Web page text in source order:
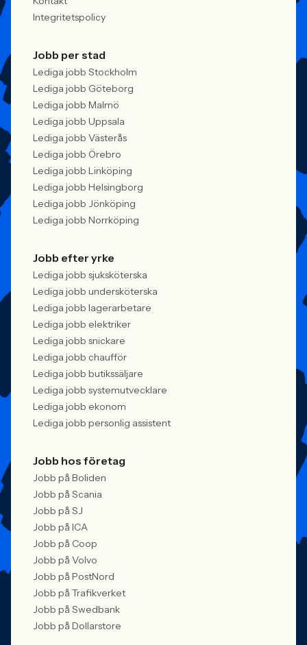
Integritetspolicy
Jobb per stad
Lediga jobb Stockholm
Lediga jobb Göteborg
Lediga jobb Malmö
Lediga jobb Uppsala
Lediga jobb Västerås
Lediga jobb Örebro
Lediga jobb Linköping
Lediga jobb Helsingborg
Lediga jobb Jönköping
Lediga jobb Norrköping
Jobb efter yrke
Lediga jobb sjuksköterska
Lediga jobb undersköterska
Lediga jobb lagerarbetare
Lediga jobb elektriker
Lediga jobb snickare
Lediga jobb chaufför
Lediga jobb butikssäljare
Lediga jobb systemutvecklare
Lediga jobb ekonom
Lediga jobb personlig assistent
Jobb hos företag
Jobb på Boliden
Jobb på Scania
Jobb på SJ
Jobb på ICA
Jobb på Coop
Jobb på Volvo
Jobb på PostNord
Jobb på Trafikverket
Jobb på Swedbank
Jobb på Dollarstore